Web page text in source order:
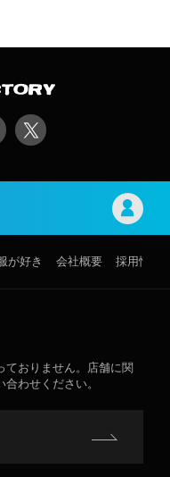
が好き 会社概要 採用情報
おりません。店舗に関
わせください。